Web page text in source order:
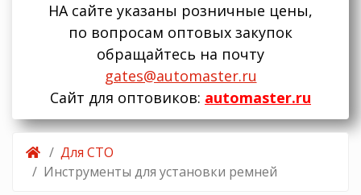
НА сайте указаны розничные цены,
по вопросам оптовых закупок
обращайтесь на почту
gates@automaster.ru
Сайт для оптовиков: automaster.ru
Для СТО
Инструменты для установки ремней